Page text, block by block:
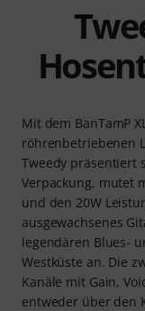
Mit dem BanTamP
röhrenbetriebenen
Tweedy präsentiert
Verpackung, mutet
und den 20W
ausgewachsenes
legendären Blues-
Westküste an. Die
Kanäle mit Gain,
entweder über den